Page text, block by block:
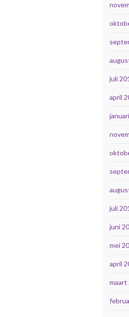
juli
april
juli
juni
mei
april
maart